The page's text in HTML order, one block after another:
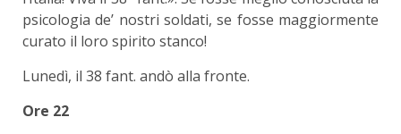
psicologia de’ nostri soldati, se fosse maggiormente
curato il loro spirito stanco!
Lunedì, il 38 fant. andò alla fronte.
Ore 22